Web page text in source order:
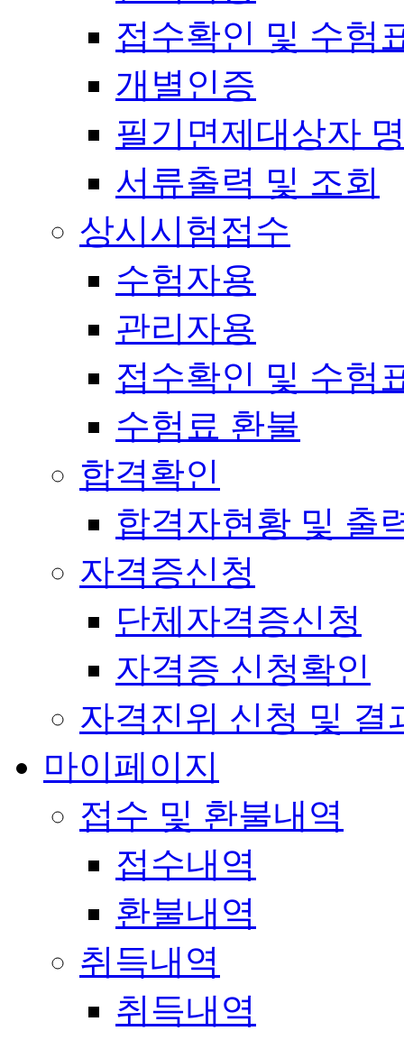
접수확인 및 수험
개별인증
필기면제대상자
서류출력 및 조회
상시시험접수
수험자용
관리자용
접수확인 및 수험
수험료 환불
합격확인
합격자현황 및 출
자격증신청
단체자격증신청
자격증 신청확인
자격진위 신청 및 결
마이페이지
접수 및 환불내역
접수내역
환불내역
취득내역
취득내역